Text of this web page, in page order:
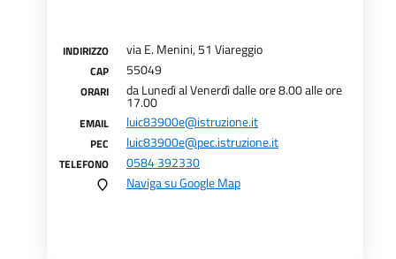
INDIRIZZO via E. Menini, 51 Viareggio
CAP 55049
ORARI da Lunedì al Venerdì dalle ore 8.00 alle ore
17.00
EMAIL luic83900e@istruzione.it
PEC luic83900e@pec.istruzione.it
TELEFONO
0584 392330
Naviga su Google Map